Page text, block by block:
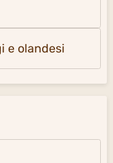
e olandesi